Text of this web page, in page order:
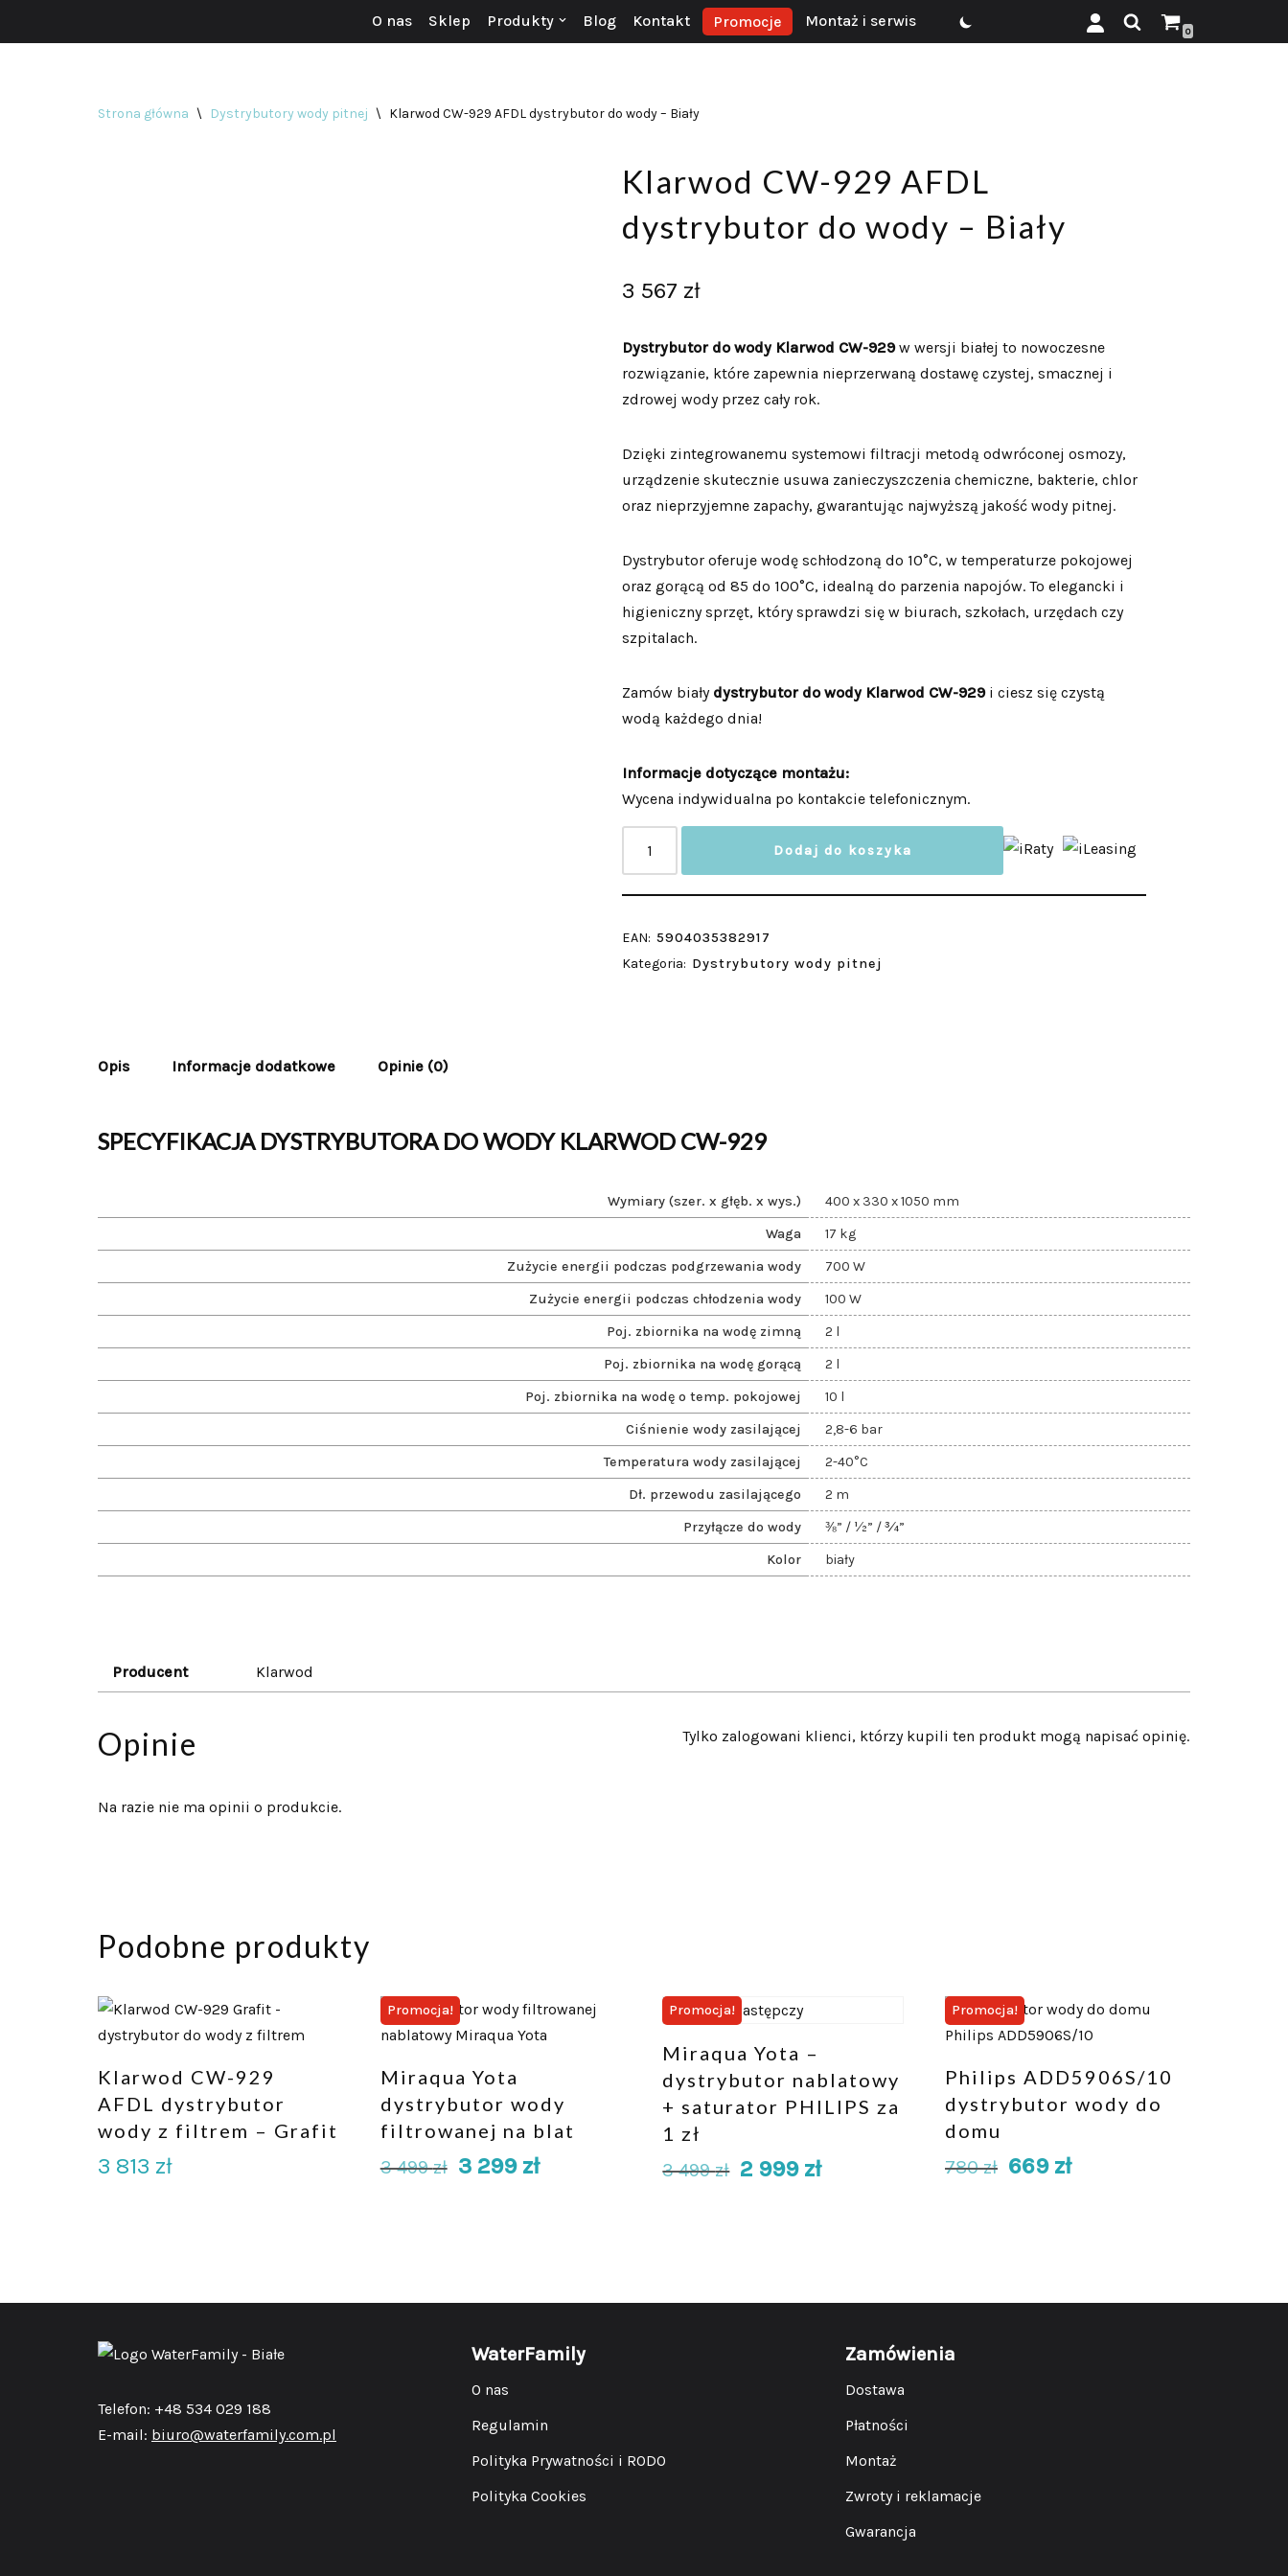
O nas Sklep Produkty Blog Kontakt Promocje Montaż i serwis
0
Strona główna \ Dystrybutory wody pitnej \ Klarwod CW-929 AFDL dystrybutor do wody – Biały
Klarwod CW-929 AFDL
dystrybutor do wody – Biały
3 567 zł
Dystrybutor do wody Klarwod CW-929w wersji białej to nowoczesne
rozwiązanie, które zapewnia nieprzerwaną dostawę czystej, smacznej i
zdrowej wody przez cały rok.
Dzięki zintegrowanemu systemowi filtracji metodą odwróconej osmozy,
urządzenie skutecznie usuwa zanieczyszczenia chemiczne, bakterie, chlor
oraz nieprzyjemne zapachy, gwarantując najwyższą jakość wody pitnej.
Dystrybutor oferuje wodę schłodzoną do 10°C, w temperaturze pokojowej
oraz gorącą od 85 do 100°C, idealną do parzenia napojów. To elegancki i
higieniczny sprzęt, który sprawdzi się w biurach, szkołach, urzędach czy
szpitalach.
Zamów biały dystrybutor do wody Klarwod CW-929i ciesz się czystą
wodą każdego dnia!
Informacje dotyczące montażu:
Wycena indywidualna po kontakcie telefonicznym.
Dodaj do koszyka
EAN: 5904035382917
Kategoria: Dystrybutory wody pitnej
Opis Informacje dodatkowe Opinie (0)
SPECYFIKACJA DYSTRYBUTORA DO WODY KLARWOD CW-929
Wymiary (szer. x głęb. x wys.)
400 x 330 x 1050 mm
Waga
17 kg
Zużycie energii podczas podgrzewania wody
700 W
Zużycie energii podczas chłodzenia wody
100 W
Poj. zbiornika na wodę zimną
2 l
Poj. zbiornika na wodę gorącą
2 l
Poj. zbiornika na wodę o temp. pokojowej
10 l
Ciśnienie wody zasilającej
2,8-6 bar
Temperatura wody zasilającej
2-40°C
Dł. przewodu zasilającego
2 m
Przyłącze do wody
⅜” / ½” / ¾”
Kolor
biały
Producent Klarwod
Opinie
Na razie nie ma opinii o produkcie.
Tylko zalogowani klienci, którzy kupili ten produkt mogą napisać opinię.
Podobne produkty
Klarwod CW-929
AFDL dystrybutor
wody z filtrem – Grafit
3 813 zł
Promocja!
Miraqua Yota
dystrybutor wody
filtrowanej na blat
3 499zł 3 299 zł
Promocja!
Miraqua Yota –
dystrybutor nablatowy
+ saturator PHILIPS za
1 zł
3 499zł 2 999 zł
Promocja!
Philips ADD5906S/10
dystrybutor wody do
domu
780zł 669 zł
Telefon: +48 534 029 188
E-mail: biuro@waterfamily.com.pl
WaterFamily
O nas
Regulamin
Polityka Prywatności i RODO
Polityka Cookies
Zamówienia
Dostawa
Płatności
Montaż
Zwroty i reklamacje
Gwarancja